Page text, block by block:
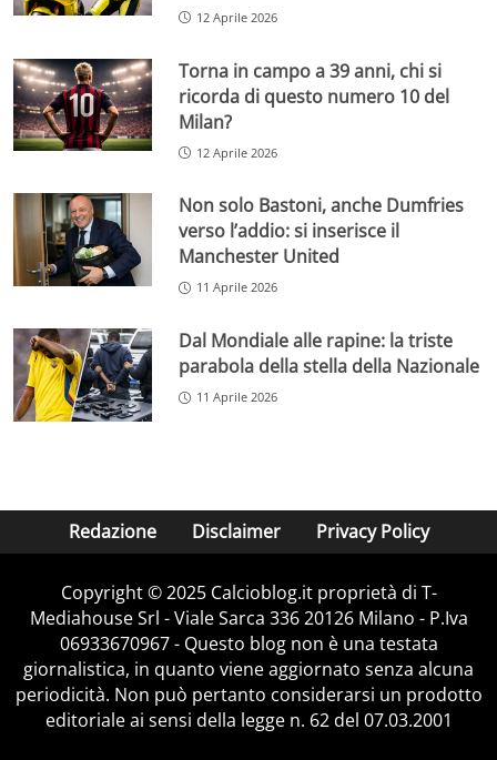
12 Aprile 2026
Torna in campo a 39 anni, chi si
ricorda di questo numero 10 del
Milan?
12 Aprile 2026
Non solo Bastoni, anche Dumfries
verso l’addio: si inserisce il
Manchester United
11 Aprile 2026
Dal Mondiale alle rapine: la triste
parabola della stella della Nazionale
11 Aprile 2026
Redazione Disclaimer Privacy Policy
Copyright © 2025 Calcioblog.it proprietà di T-
Mediahouse Srl - Viale Sarca 336 20126 Milano - P.Iva
06933670967 - Questo blog non è una testata
giornalistica, in quanto viene aggiornato senza alcuna
periodicità. Non può pertanto considerarsi un prodotto
editoriale ai sensi della legge n. 62 del 07.03.2001